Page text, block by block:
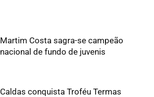
Martim Costa sagra-se campeão
nacional de fundo de juvenis
Caldas conquista Troféu Termas